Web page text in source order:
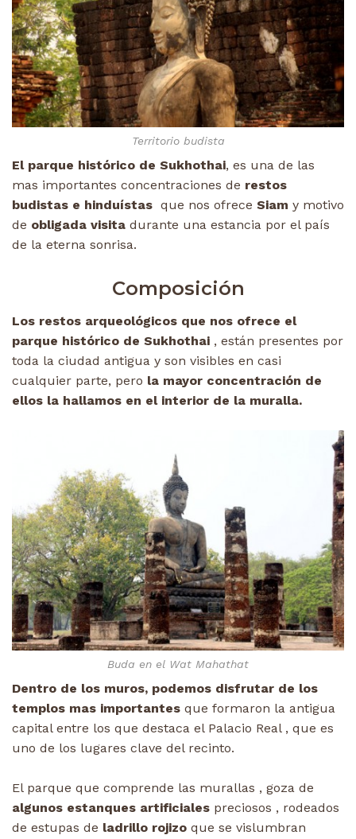
Territorio budista
El parque histórico de Sukhothai, es una de las
mas importantes concentraciones de restos
budistas e hinduístas que nos ofrece Siam y motivo
de obligada visita durante una estancia por el país
de la eterna sonrisa.
Composición
Los restos arqueológicos que nos ofrece el
parque histórico de Sukhothai , están presentes por
toda la ciudad antigua y son visibles en casi
cualquier parte, pero la mayor concentración de
ellos la hallamos en el interior de la muralla.
Buda en el Wat Mahathat
Dentro de los muros, podemos disfrutar de los
templos mas importantes que formaron la antigua
capital entre los que destaca el Palacio Real , que es
uno de los lugares clave del recinto.
El parque que comprende las murallas , goza de
algunos estanques artificiales preciosos , rodeados
de estupas de ladrillo rojizo que se vislumbran